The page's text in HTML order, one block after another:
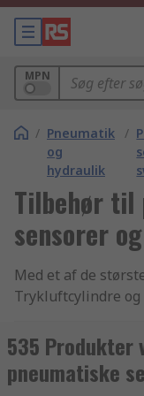
MPN
/ Pneumatik
og
hydraulik
/
Tilbehør til
sensorer
Med et af de
Trykluftcylindre
gratis dag-til-dag
Pneumatik,
artikler og
535 Produkter
pneumatiske